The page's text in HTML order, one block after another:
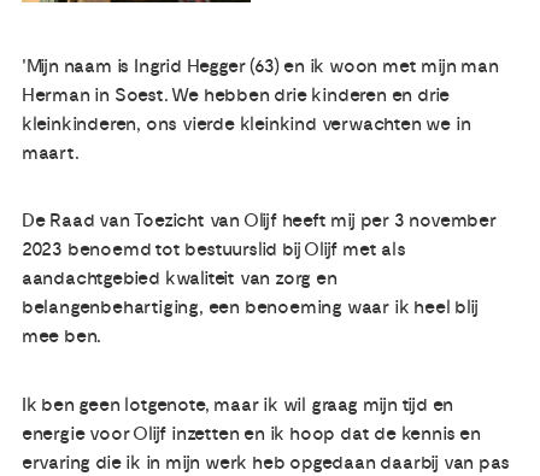
'Mijn naam is Ingrid Hegger (63) en ik woon met mijn man
Herman in Soest. We hebben drie kinderen en drie
kleinkinderen, ons vierde kleinkind verwachten we in
maart.
De Raad van Toezicht van Olijf heeft mij per 3 november
2023 benoemd tot bestuurslid bij Olijf met als
aandachtgebied kwaliteit van zorg en
belangenbehartiging, een benoeming waar ik heel blij
mee ben.
Ik ben geen lotgenote, maar ik wil graag mijn tijd en
energie voor Olijf inzetten en ik hoop dat de kennis en
ervaring die ik in mijn werk heb opgedaan daarbij van pas